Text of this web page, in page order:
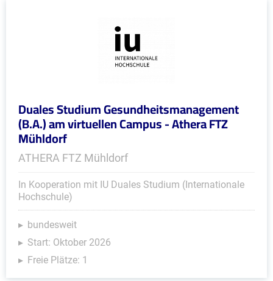
Duales Studium Gesundheitsmanagement
(B.A.) am virtuellen Campus - Athera FTZ
Mühldorf
ATHERA FTZ Mühldorf
In Kooperation mit IU Duales Studium (Internationale
Hochschule)
bundesweit
Start: Oktober 2026
Freie Plätze: 1